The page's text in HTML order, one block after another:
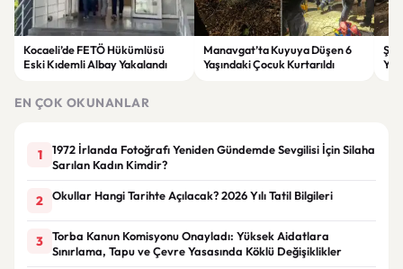
Kocaeli’de FETÖ Hükümlüsü
Eski Kıdemli Albay Yakalandı
Manavgat’ta Kuyuya Düşen 6
Yaşındaki Çocuk Kurtarıldı
EN ÇOK OKUNANLAR
1
1972 İrlanda Fotoğrafı Yeniden Gündemde Sevgilisi İçin Silaha
Sarılan Kadın Kimdir?
2 Okullar Hangi Tarihte Açılacak? 2026 Yılı Tatil Bilgileri
3
Torba Kanun Komisyonu Onayladı: Yüksek Aidatlara
Sınırlama, Tapu ve Çevre Yasasında Köklü Değişiklikler